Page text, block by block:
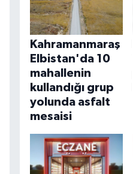
Kahramanmaraş
Elbistan'da 10
mahallenin
kullandığı grup
yolunda asfalt
mesaisi